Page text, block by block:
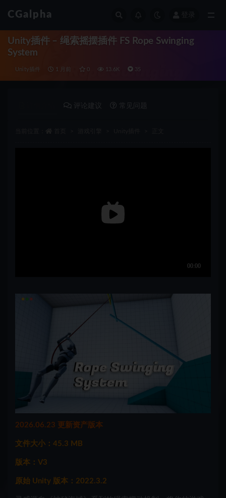
CGalpha
Unity插件 – 绳索摇摆插件 FS Rope Swinging
System
Unity插件 1 月前 0 13.6K 35
评论建议 常见问题
2026.06.23 更新资产版本
文件大小：45.3 MB
版本：V3
原始 Unity 版本：2022.3.2